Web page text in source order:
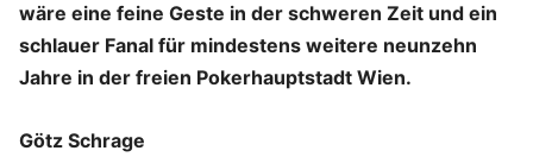
wäre eine feine Geste in der schweren Zeit und ein
schlauer Fanal für mindestens weitere neunzehn
Jahre in der freien Pokerhauptstadt Wien.
Götz Schrage